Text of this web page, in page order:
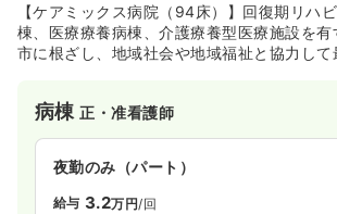
【ケアミックス病院（94床）】回復期リハ
棟、医療療養病棟、介護療養型医療施設を
市に根ざし、地域社会や地域福祉と協力して
律動作支援ロボットを平成21年に広島県では
ハビリテーションを実施しています。
病棟正・准看護師
夜勤のみ（パート）
給与 3.2万円/回